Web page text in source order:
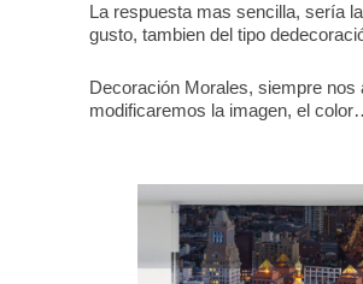
La respuesta mas sencilla, sería
gusto, tambien del tipo
Decoración Morales, siempre nos
modificaremos la imagen, el